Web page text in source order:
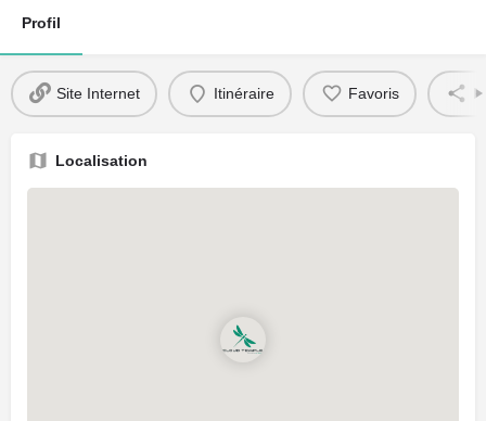
Profil
Site Internet Itinéraire Favoris
Localisation